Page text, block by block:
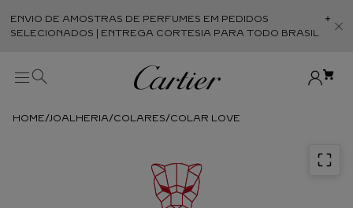
ENVIO DE AMOSTRAS DE PERFUMES EM PEDIDOS
SELECIONADOS | ENTREGA CORTESIA PARA TODO BRASIL
JOALHERIA COLARES COLAR LOVE